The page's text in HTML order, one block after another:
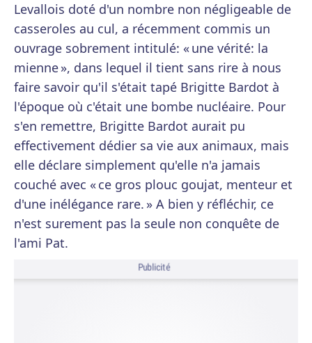
Levallois doté d'un nombre non négligeable de
casseroles au cul, a récemment commis un
ouvrage sobrement intitulé: « une vérité: la
mienne », dans lequel il tient sans rire à nous
faire savoir qu'il s'était tapé Brigitte Bardot à
l'époque où c'était une bombe nucléaire. Pour
s'en remettre, Brigitte Bardot aurait pu
effectivement dédier sa vie aux animaux, mais
elle déclare simplement qu'elle n'a jamais
couché avec « ce gros plouc goujat, menteur et
d'une inélégance rare. » A bien y réfléchir, ce
n'est surement pas la seule non conquête de
l'ami Pat.
Publicité